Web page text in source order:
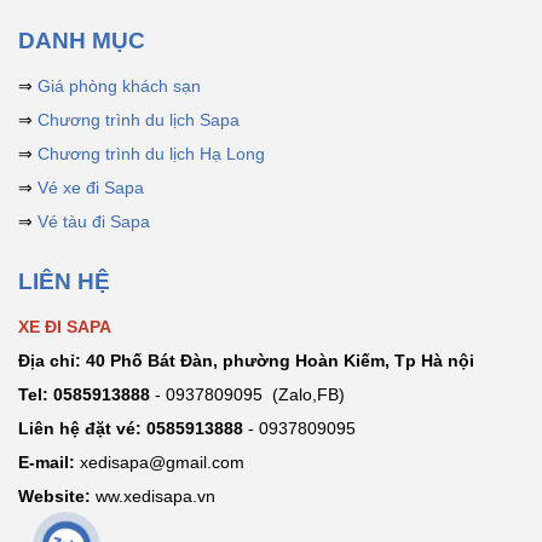
hiện nay,
xe bus Hà Nội
– Sapađang
được du khách
lựa chọn nhiều
DANH MỤC
⇒ Giá phòng khách sạn
⇒ Chương trình du lịch Sapa
⇒ Chương trình du lịch Hạ Long
⇒ Vé xe đi Sapa
⇒ Vé tàu đi Sapa
LIÊN HỆ
XE ĐI SAPA
Địa chỉ: 40 Phố Bát Đàn, phường Hoàn Kiếm, Tp Hà nội
Tel: 0585913888 - 0937809095 (Zalo,FB)
Liên hệ đặt vé: 0585913888 - 0937809095
E-mail: xedisapa@gmail.com
Website: ww.xedisapa.vn